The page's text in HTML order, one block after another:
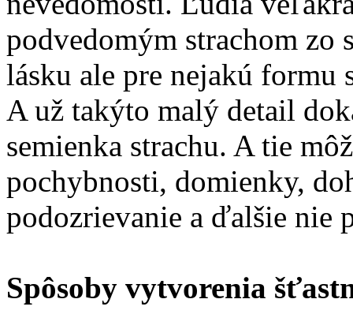
podvedomým strachom zo
lásku ale pre nejakú formu
A už takýto malý detail
semienka strachu. A tie
pochybnosti, domienky,
podozrievanie a ďalšie nie
Spôsoby vytvorenia